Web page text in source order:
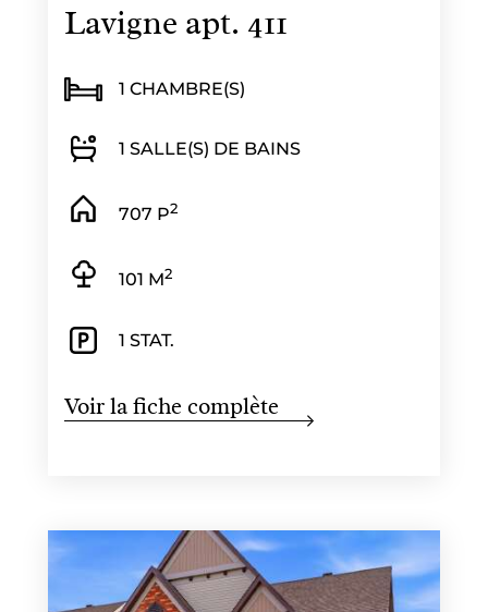
Lavigne apt. 411
1 CHAMBRE(S)
1 SALLE(S) DE BAINS
707 P2
101 M2
1 STAT.
Voir la fiche complète